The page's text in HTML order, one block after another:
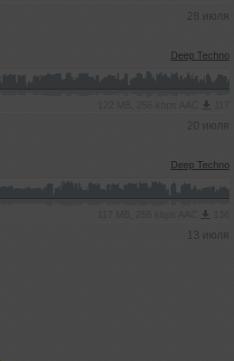
28 июля
Deep Techno
20 июля
Deep Techno
13 июля